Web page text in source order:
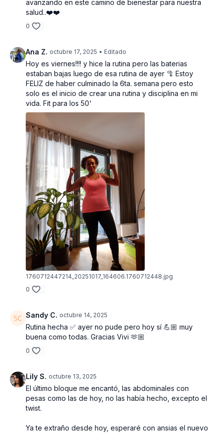
avanzando en este camino de bienestar para nuestra
salud..❤️❤️
0
Ana Z. octubre 17, 2025 • Editado
Hoy es viernes!!!! y hice la rutina pero las baterias
estaban bajas luego de esa rutina de ayer 🦿 Estoy
FELIZ de haber culminado la 6ta. semana pero esto
solo es el inicio de crear una rutina y disciplina en mi
vida. Fit para los 50'
1760712447214_20251017_164606.1760712448.jpg
0
Sandy C. octubre 14, 2025
Rutina hecha ✅ ayer no pude pero hoy sí 💪🏼 muy
buena como todas. Gracias Vivi 🫶🏼
0
Lily S. octubre 13, 2025
El último bloque me encantó, las abdominales con
pesas como las de hoy, no las había hecho, excepto el
twist.
Ya te extraño desde hoy, esperaré con ansias el nuevo